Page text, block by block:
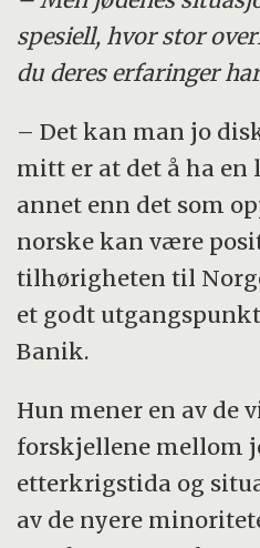
spesiell, hvor stor
du deres erfaringer
– Det kan man jo
mitt er at det å ha
annet enn det som
norske kan være
tilhørigheten til
et godt
Banik.
Hun mener en av de
forskjellene mellom
etterkrigstida og
av de nyere